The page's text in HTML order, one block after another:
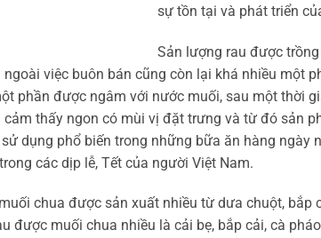
sự tồn tại và phát triển
Sản lượng rau được
việc buôn bán cũng còn lại khá nhiều một
phần được ngâm với nước muối, sau một thời
thấy ngon có mùi vị đặt trưng và từ đó sản
dụng phổ biến trong những bữa ăn hàng ngày
các dịp lễ, Tết của người Việt Nam.
chua được sản xuất nhiều từ dưa chuột, bắp
được muối chua nhiều là cải bẹ, bắp cải, cà